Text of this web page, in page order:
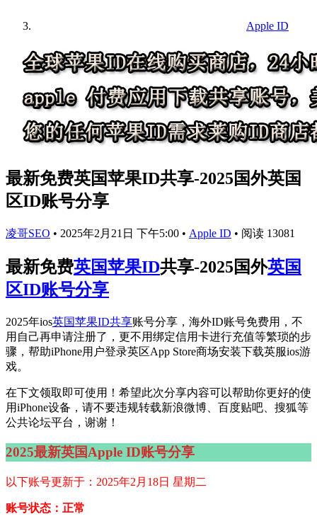
Apple ID
最新免费英国苹果ID共享-2025国外英国
区ID账号分享
凌哥SEO • 2025年2月21日 下午5:00 • Apple ID • 阅读 13081
最新免费英国苹果ID共享-2025国外英国
区ID账号分享
2025年ios英国苹果ID共享账号分享，海外ID账号免费用，不
用自己再申请注册了，更不用绑定信用卡进行充值等繁琐的步
骤，帮助iPhone用户登录英区App Store商场安装下载英服ios游
戏。
在下文领取即可使用！希望此次分享内容可以帮助你更好的使
用iPhone设备，请不要违规转载新浪微博、百度贴吧、搜狐等
公共论坛平台，谢谢！
2025最新英国Apple ID账号分享
以下账号更新于：2025年2月18日 星期二
账号状态：正常